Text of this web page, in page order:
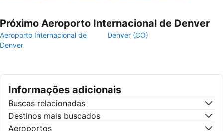
Próximo Aeroporto Internacional de Denver
Aeroporto Internacional de
Denver
Denver (CO)
Informações adicionais
Buscas relacionadas
Destinos mais buscados
Aeroportos